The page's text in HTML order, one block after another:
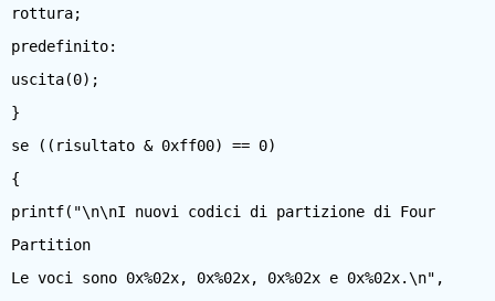
rottura;
predefinito:
uscita(0);
}
se ((risultato & 0xff00) == 0)
{
printf("\n\nI nuovi codici di partizione di Four
Partition
Le voci sono 0x%02x, 0x%02x, 0x%02x e 0x%02x.\n",